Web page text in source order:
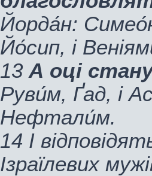
Йорда́н:
Йо́сип, і
13 А оці
Руви́м, Ґад, і
Нефтали́м.
14 І
Ізраїлевих